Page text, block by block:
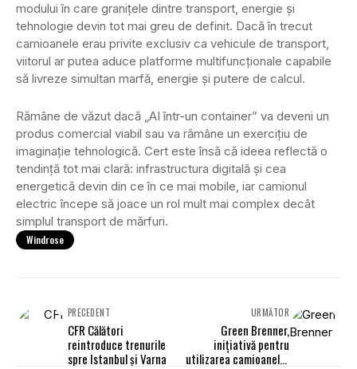
modului în care granițele dintre transport, energie și
tehnologie devin tot mai greu de definit. Dacă în trecut
camioanele erau privite exclusiv ca vehicule de transport,
viitorul ar putea aduce platforme multifuncționale capabile
să livreze simultan marfă, energie și putere de calcul.
Rămâne de văzut dacă „AI într-un container” va deveni un
produs comercial viabil sau va rămâne un exercițiu de
imaginație tehnologică. Cert este însă că ideea reflectă o
tendință tot mai clară: infrastructura digitală și cea
energetică devin din ce în ce mai mobile, iar camionul
electric începe să joace un rol mult mai complex decât
simplul transport de mărfuri.
Windrose
PRECEDENT
CFR Călători
reintroduce trenurile
spre Istanbul și Varna
URMĂTOR
Green Brenner,
inițiativă pentru
utilizarea camioanelor